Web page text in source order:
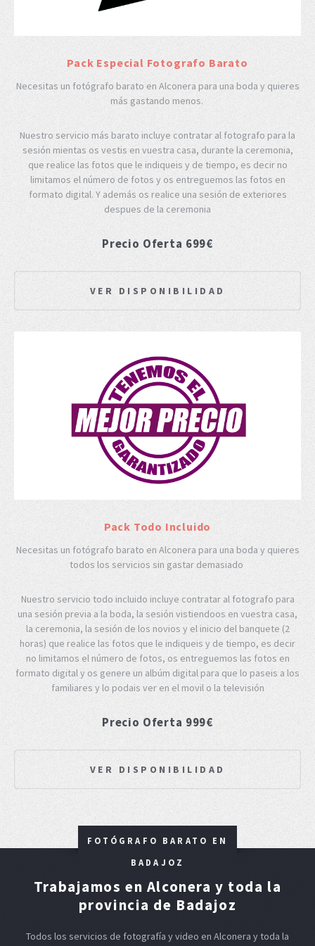
Pack Especial Fotografo Barato
Necesitas un fotógrafo barato en Alconera para una boda y quieres
más gastando menos.
Nuestro servicio más barato incluye contratar al fotografo para la
sesión mientas os vestis en vuestra casa, durante la ceremonia,
que realice las fotos que le indiqueis y de tiempo, es decir no
limitamos el número de fotos y os entreguemos las fotos en
formato digital. Y además os realice una sesión de exteriores
despues de la ceremonia
Precio Oferta 699€
VER DISPONIBILIDAD
Pack Todo Incluido
Necesitas un fotógrafo barato en Alconera para una boda y quieres
todos los servicios sin gastar demasiado
Nuestro servicio todo incluido incluye contratar al fotografo para
una sesión previa a la boda, la sesión vistiendoos en vuestra casa,
la ceremonia, la sesión de los novios y el inicio del banquete (2
horas) que realice las fotos que le indiqueis y de tiempo, es decir
no limitamos el número de fotos, os entreguemos las fotos en
formato digital y os genere un albúm digital para que lo paseis a los
familiares y lo podais ver en el movil o la televisión
Precio Oferta 999€
VER DISPONIBILIDAD
FOTÓGRAFO BARATO EN
BADAJOZ
Trabajamos en Alconera y toda la
provincia de Badajoz
Todos los servicios de fotografía y video en Alconera y toda la